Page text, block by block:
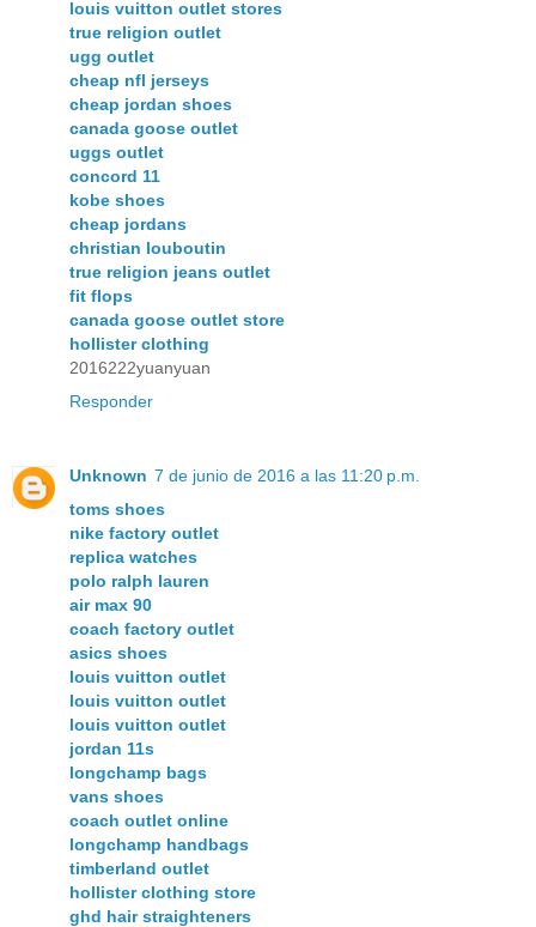
louis vuitton outlet stores
true religion outlet
ugg outlet
cheap nfl jerseys
cheap jordan shoes
canada goose outlet
uggs outlet
concord 11
kobe shoes
cheap jordans
christian louboutin
true religion jeans outlet
fit flops
canada goose outlet store
hollister clothing
2016222yuanyuan
Responder
Unknown 7 de junio de 2016 a las 11:20 p.m.
toms shoes
nike factory outlet
replica watches
polo ralph lauren
air max 90
coach factory outlet
asics shoes
louis vuitton outlet
louis vuitton outlet
louis vuitton outlet
jordan 11s
longchamp bags
vans shoes
coach outlet online
longchamp handbags
timberland outlet
hollister clothing store
ghd hair straighteners